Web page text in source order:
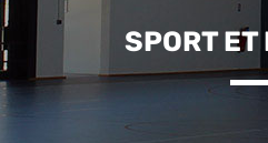
SPORT ET